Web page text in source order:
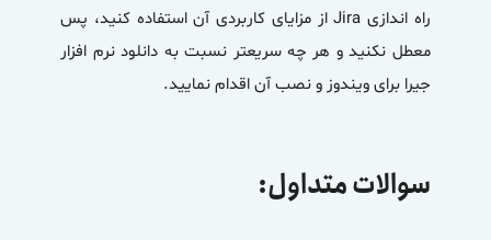
راه اندازی Jira از مزایای کاربردی آن استفاده کنید، پس
معطل نکنید و هر چه سریعتر نسبت به دانلود نرم افزار
جیرا برای ویندوز و نصب آن اقدام نمایید.
سوالات متداول: